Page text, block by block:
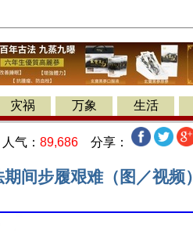
灾祸 万象 生活
人气： 89,686 分享：
间步履艰难（图／视频）